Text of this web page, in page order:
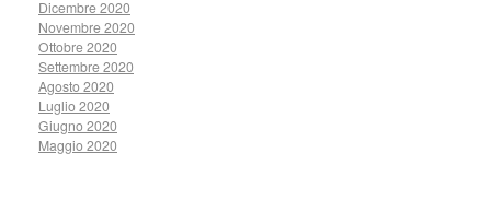
Dicembre 2020
Novembre 2020
Ottobre 2020
Settembre 2020
Agosto 2020
Luglio 2020
Giugno 2020
Maggio 2020